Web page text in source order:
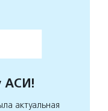
АСИ!
актуальная